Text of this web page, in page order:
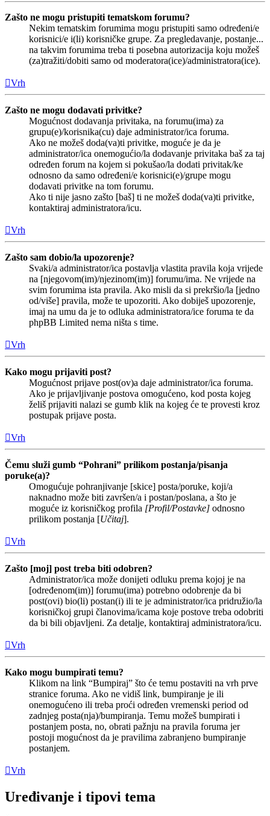
Zašto ne mogu pristupiti tematskom forumu?
Nekim tematskim forumima mogu pristupiti samo određeni/e
korisnici/e i(li) korisničke grupe. Za pregledavanje, postanje...
na takvim forumima treba ti posebna autorizacija koju možeš
(za)tražiti/dobiti samo od moderatora(ice)/administratora(ice).
Vrh
Zašto ne mogu dodavati privitke?
Mogućnost dodavanja privitaka, na forumu(ima) za
grupu(e)/korisnika(cu) daje administrator/ica foruma.
Ako ne možeš doda(va)ti privitke, moguće je da je
administrator/ica onemogućio/la dodavanje privitaka baš za taj
određen forum na kojem si pokušao/la dodati privitak/ke
odnosno da samo određeni/e korisnici(e)/grupe mogu
dodavati privitke na tom forumu.
Ako ti nije jasno zašto [baš] ti ne možeš doda(va)ti privitke,
kontaktiraj administratora/icu.
Vrh
Zašto sam dobio/la upozorenje?
Svaki/a administrator/ica postavlja vlastita pravila koja vrijede
na [njegovom(im)/njezinom(im)] forumu/ima. Ne vrijede na
svim forumima ista pravila. Ako misli da si prekršio/la [jedno
od/više] pravila, može te upozoriti. Ako dobiješ upozorenje,
imaj na umu da je to odluka administratora/ice foruma te da
phpBB Limited nema ništa s time.
Vrh
Kako mogu prijaviti post?
Mogućnost prijave post(ov)a daje administrator/ica foruma.
Ako je prijavljivanje postova omogućeno, kod posta kojeg
želiš prijaviti nalazi se gumb klik na kojeg će te provesti kroz
postupak prijave posta.
Vrh
Čemu služi gumb “Pohrani” prilikom postanja/pisanja
poruke(a)?
Omogućuje pohranjivanje [skice] posta/poruke, koji/a
naknadno može biti završen/a i postan/poslana, a što je
moguće iz korisničkog profila [Profil/Postavke] odnosno
prilikom postanja [Učitaj].
Vrh
Zašto [moj] post treba biti odobren?
Administrator/ica može donijeti odluku prema kojoj je na
[određenom(im)] forumu(ima) potrebno odobrenje da bi
post(ovi) bio(li) postan(i) ili te je administrator/ica pridružio/la
korisničkoj grupi članovima/icama koje postove treba odobriti
da bi bili objavljeni. Za detalje, kontaktiraj administratora/icu.
Vrh
Kako mogu bumpirati temu?
Klikom na link “Bumpiraj” što će temu postaviti na vrh prve
stranice foruma. Ako ne vidiš link, bumpiranje je ili
onemogućeno ili treba proći određen vremenski period od
zadnjeg posta(nja)/bumpiranja. Temu možeš bumpirati i
postanjem posta, no, obrati pažnju na pravila foruma jer
postoji mogućnost da je pravilima zabranjeno bumpiranje
postanjem.
Vrh
Uređivanje i tipovi tema